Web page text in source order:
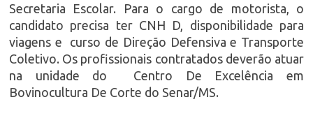
Secretaria Escolar. Para o cargo de motorista, o
candidato precisa ter CNH D, disponibilidade para
viagens e curso de Direção Defensiva e Transporte
Coletivo. Os profissionais contratados deverão atuar
na unidade do Centro De Excelência em
Bovinocultura De Corte do Senar/MS.